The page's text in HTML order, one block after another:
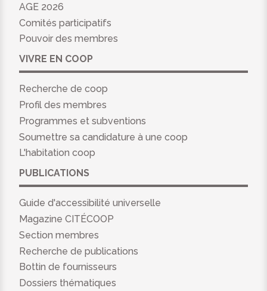
AGE 2026
Comités participatifs
Pouvoir des membres
VIVRE EN COOP
Recherche de coop
Profil des membres
Programmes et subventions
Soumettre sa candidature à une coop
L'habitation coop
PUBLICATIONS
Guide d'accessibilité universelle
Magazine CITÉCOOP
Section membres
Recherche de publications
Bottin de fournisseurs
Dossiers thématiques